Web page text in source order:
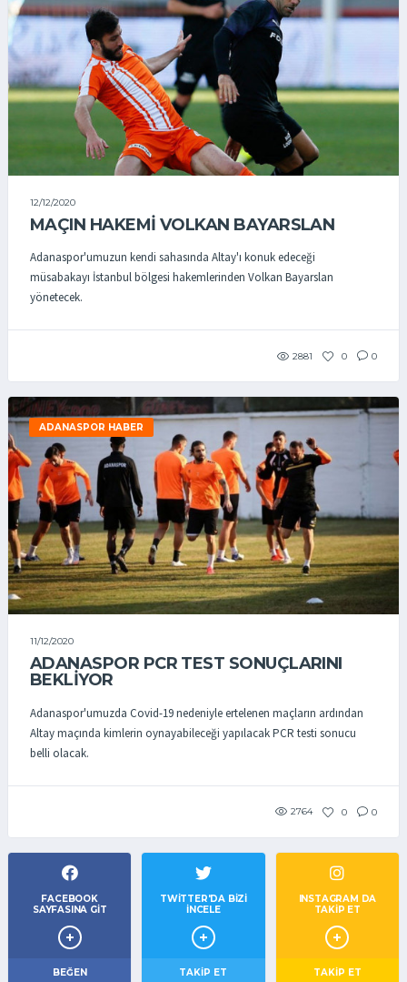
12/12/2020
MAÇIN HAKEMI VOLKAN BAYARSLAN
Adanaspor'umuzun kendi sahasında Altay'ı konuk edeceği
müsabakayı İstanbul bölgesi hakemlerinden Volkan Bayarslan
yönetecek.
2881 0 0
ADANASPOR HABER
11/12/2020
ADANASPOR PCR TEST SONUÇLARINI
BEKLIYOR
Adanaspor'umuzda Covid-19 nedeniyle ertelenen maçların ardından
Altay maçında kimlerin oynayabileceği yapılacak PCR testi sonucu
belli olacak.
2764 0 0
FACEBOOK
SAYFASINA GIT
BEĞEN
TWITTER'DA BIZI
İNCELE
TAKIP ET
INSTAGRAM DA
TAKİP ET
TAKİP ET